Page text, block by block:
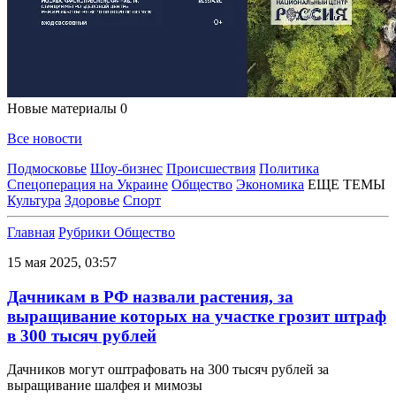
Новые материалы 0
Все новости
Подмосковье Шоу-бизнес Происшествия Политика
Спецоперация на Украине Общество Экономика ЕЩЕ ТЕМЫ
Культура Здоровье Спорт
Главная Рубрики Общество
15 мая 2025, 03:57
Дачникам в РФ назвали растения, за
выращивание которых на участке грозит штраф
в 300 тысяч рублей
Дачников могут оштрафовать на 300 тысяч рублей за
выращивание шалфея и мимозы